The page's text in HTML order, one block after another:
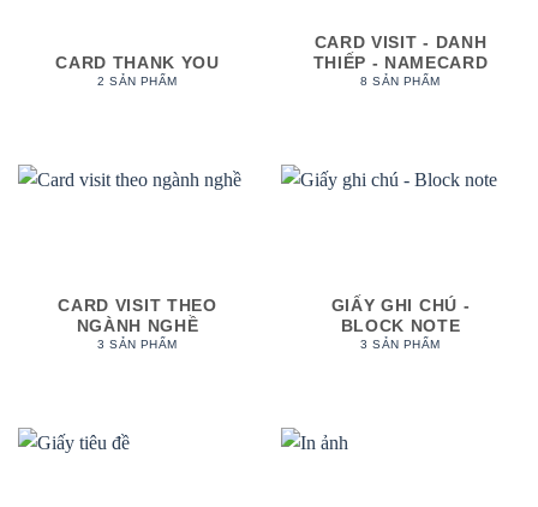
CARD THANK YOU
2 SẢN PHẨM
CARD VISIT - DANH
THIẾP - NAMECARD
8 SẢN PHẨM
CARD VISIT THEO
NGÀNH NGHỀ
3 SẢN PHẨM
GIẤY GHI CHÚ -
BLOCK NOTE
3 SẢN PHẨM